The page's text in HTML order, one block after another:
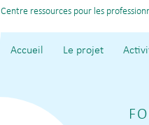
Centre ressources pour les
Accueil Le projet